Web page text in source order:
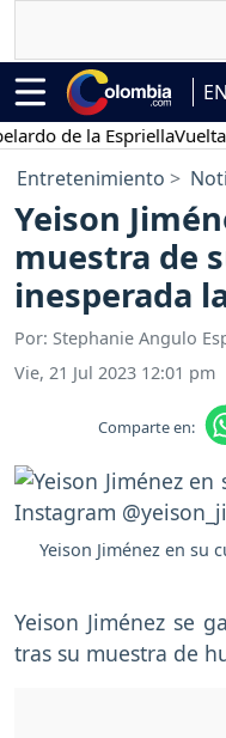
de la EspriellaVuelta a
Entretenimiento
Yeison
muestra de
inesperada
Por: Stephanie Angulo
Vie, 21 Jul 2023 12:01 pm
Comparte en:
Yeison Jiménez en su
Yeison Jiménez se
tras su muestra de